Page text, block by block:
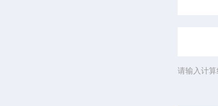
请输入计